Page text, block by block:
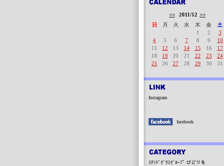
<< 2011/12 >>
日
月 火 水 木 金
土
1
2
3
4
5 6 7 8 9
10
11
12 13 14 15 16
17
18
19 20 21 22 23
24
25
26 27 28 29 30 31
Instagram
facebook
ｽﾃﾝﾄﾞｸﾞﾗｽｸﾞﾙｰﾌﾟ びどりを